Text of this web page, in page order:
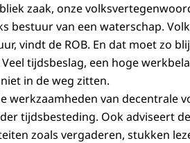
zaak, onze
bestuur van een waterschap.
vindt de ROB. En dat moet zo
tijdsbeslag, een hoge
in de weg zitten.
werkzaamheden van decentrale
tijdsbesteding. Ook adviseert
zoals vergaderen, stukken